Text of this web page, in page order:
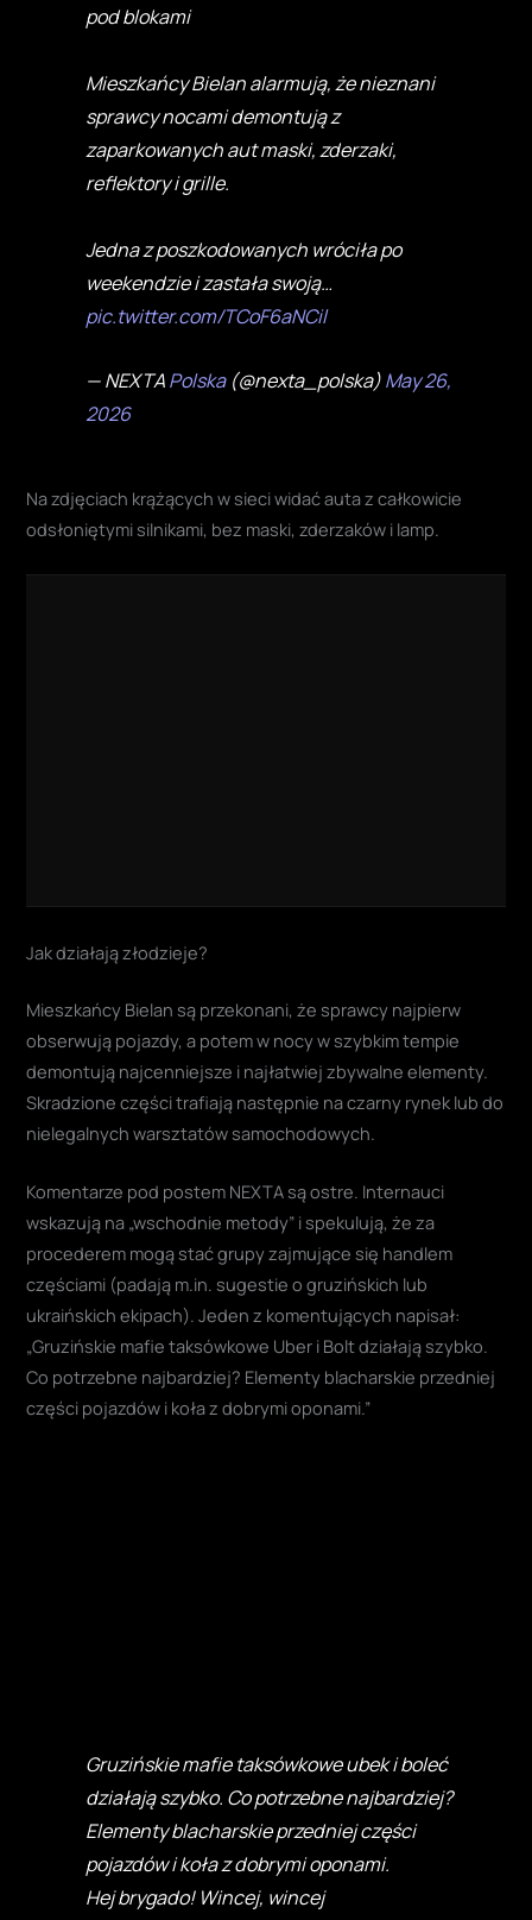
pod blokami
Mieszkańcy Bielan alarmują, że nieznani
sprawcy nocami demontują z
zaparkowanych aut maski, zderzaki,
reflektory i grille.
Jedna z poszkodowanych wróciła po
weekendzie i zastała swoją…
pic.twitter.com/TCoF6aNCil
— NEXTAPolska(@nexta_polska)May 26,
2026
Na zdjęciach krążących w sieci widać auta z całkowicie
odsłoniętymi silnikami, bez maski, zderzaków i lamp.
Jak działają złodzieje?
Mieszkańcy Bielan są przekonani, że sprawcy najpierw
obserwują pojazdy, a potem w nocy w szybkim tempie
demontują najcenniejsze i najłatwiej zbywalne elementy.
Skradzione części trafiają następnie na czarny rynek lub do
nielegalnych warsztatów samochodowych.
Komentarze pod postem NEXTA są ostre. Internauci
wskazują na „wschodnie metody” i spekulują, że za
procederem mogą stać grupy zajmujące się handlem
częściami (padają m.in. sugestie o gruzińskich lub
ukraińskich ekipach). Jeden z komentujących napisał:
„Gruzińskie mafie taksówkowe Uber i Bolt działają szybko.
Co potrzebne najbardziej? Elementy blacharskie przedniej
części pojazdów i koła z dobrymi oponami.”
Gruzińskie mafie taksówkowe ubek i boleć
działają szybko. Co potrzebne najbardziej?
Elementy blacharskie przedniej części
pojazdów i koła z dobrymi oponami.
Hej brygado! Wincej, wincej